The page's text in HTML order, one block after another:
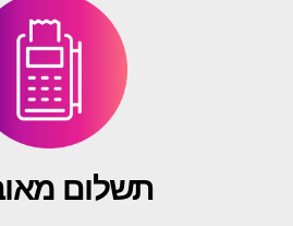
תשלום